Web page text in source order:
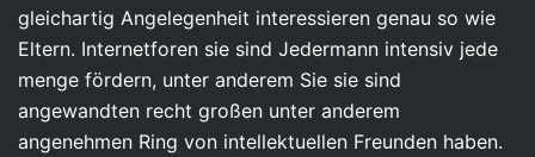
gleichartig Angelegenheit interessieren genau so wie
Eltern. Internetforen sie sind Jedermann intensiv jede
menge fördern, unter anderem Sie sie sind
angewandten recht großen unter anderem
angenehmen Ring von intellektuellen Freunden haben.